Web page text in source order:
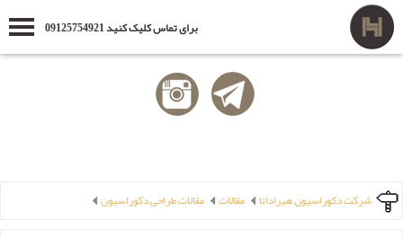
برای تماس کلیک کنید 09125754921
شرکت دکوراسیون هیرادانا مقالات مقالات طراحی دکوراسیون